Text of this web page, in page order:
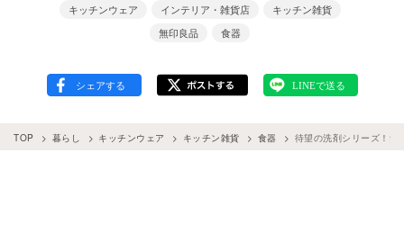
キッチンウェア インテリア・雑貨店
キッチン雑貨
無印良品
食器
TOP 暮らし キッチンウェア キッチン雑貨 食器 待望の洗剤シリーズ！